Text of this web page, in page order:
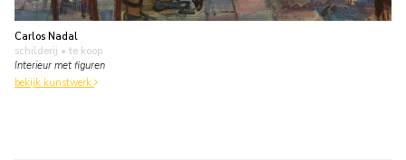
Carlos Nadal
schilderij • te koop
Interieur met figuren
bekijk kunstwerk